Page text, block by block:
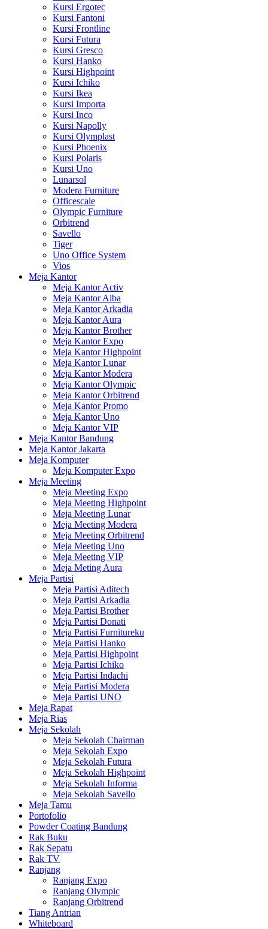
Kursi Ergotec
Kursi Fantoni
Kursi Frontline
Kursi Futura
Kursi Gresco
Kursi Hanko
Kursi Highpoint
Kursi Ichiko
Kursi Ikea
Kursi Importa
Kursi Inco
Kursi Napolly
Kursi Olymplast
Kursi Phoenix
Kursi Polaris
Kursi Uno
Lunarsol
Modera Furniture
Officescale
Olympic Furniture
Orbitrend
Savello
Tiger
Uno Office System
Vios
Meja Kantor
Meja Kantor Activ
Meja Kantor Alba
Meja Kantor Arkadia
Meja Kantor Aura
Meja Kantor Brother
Meja Kantor Expo
Meja Kantor Highpoint
Meja Kantor Lunar
Meja Kantor Modera
Meja Kantor Olympic
Meja Kantor Orbitrend
Meja Kantor Promo
Meja Kantor Uno
Meja Kantor VIP
Meja Kantor Bandung
Meja Kantor Jakarta
Meja Komputer
Meja Komputer Expo
Meja Meeting
Meja Meeting Expo
Meja Meeting Highpoint
Meja Meeting Lunar
Meja Meeting Modera
Meja Meeting Orbitrend
Meja Meeting Uno
Meja Meeting VIP
Meja Meting Aura
Meja Partisi
Meja Partisi Aditech
Meja Partisi Arkadia
Meja Partisi Brother
Meja Partisi Donati
Meja Partisi Furnitureku
Meja Partisi Hanko
Meja Partisi Highpoint
Meja Partisi Ichiko
Meja Partisi Indachi
Meja Partisi Modera
Meja Partisi UNO
Meja Rapat
Meja Rias
Meja Sekolah
Meja Sekolah Chairman
Meja Sekolah Expo
Meja Sekolah Futura
Meja Sekolah Highpoint
Meja Sekolah Informa
Meja Sekolah Savello
Meja Tamu
Portofolio
Powder Coating Bandung
Rak Buku
Rak Sepatu
Rak TV
Ranjang
Ranjang Expo
Ranjang Olympic
Ranjang Orbitrend
Tiang Antrian
Whiteboard